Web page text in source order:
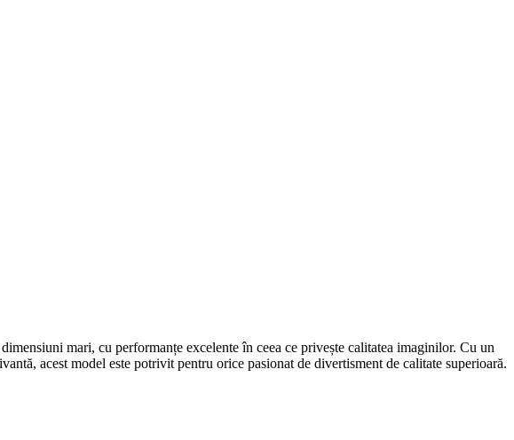
mari, cu performanțe excelente în ceea ce privește calitatea imaginilor. Cu un
acest model este potrivit pentru orice pasionat de divertisment de calitate superioară.